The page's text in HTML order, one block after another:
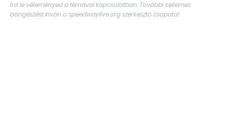
Írd le véleményed a témával kapcsolatban. További kellemes
böngészést kíván a speedwaylive.org szerkesztő csapata!